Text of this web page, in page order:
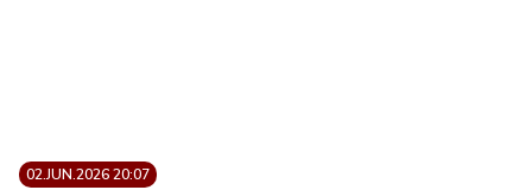
02.JUN.2026 20:07